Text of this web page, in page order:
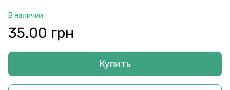
В наличии
35.00 грн
Купить